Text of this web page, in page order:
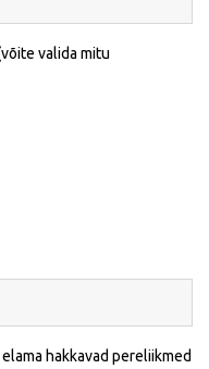
valida mitu
hakkavad pereliikmed